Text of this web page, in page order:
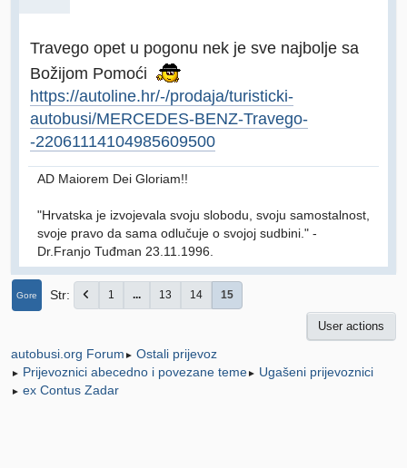
Travego opet u pogonu nek je sve najbolje sa
Božijom Pomoći
https://autoline.hr/-/prodaja/turisticki-
autobusi/MERCEDES-BENZ-Travego-
-22061114104985609500
AD Maiorem Dei Gloriam!!
"Hrvatska je izvojevala svoju slobodu, svoju samostalnost,
svoje pravo da sama odlučuje o svojoj sudbini." -
Dr.Franjo Tuđman 23.11.1996.
Gore Str 1 ... 13 14 15
User actions
autobusi.org Forum ► Ostali prijevoz
► Prijevoznici abecedno i povezane teme► Ugašeni prijevoznici
► ex Contus Zadar